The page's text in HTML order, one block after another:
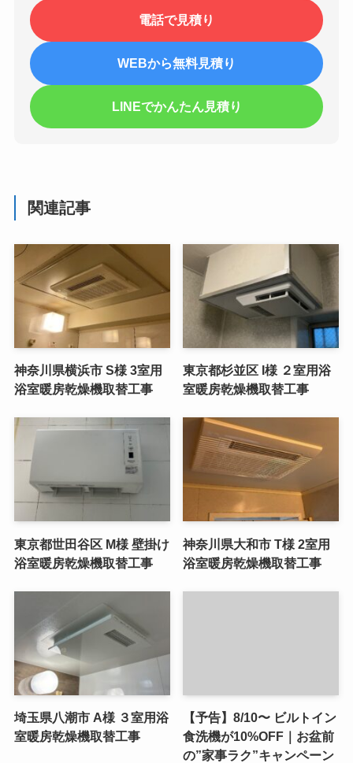
電話で見積り
WEBから無料見積り
LINEでかんたん見積り
関連記事
神奈川県横浜市 S様 3室用
浴室暖房乾燥機取替工事
東京都杉並区 I様 ２室用浴
室暖房乾燥機取替工事
東京都世田谷区 M様 壁掛け
浴室暖房乾燥機取替工事
神奈川県大和市 T様 2室用
浴室暖房乾燥機取替工事
埼玉県八潮市 A様 ３室用浴
室暖房乾燥機取替工事
【予告】8/10〜 ビルトイン
食洗機が10%OFF｜お盆前
の”家事ラク”キャンペーン